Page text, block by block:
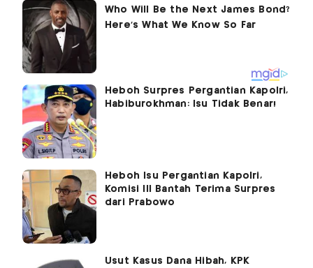
Heboh Surpres Pergantian Kapolri,
Habiburokhman: Isu Tidak Benar!
Heboh Isu Pergantian Kapolri,
Komisi III Bantah Terima Surpres
dari Prabowo
Usut Kasus Dana Hibah, KPK